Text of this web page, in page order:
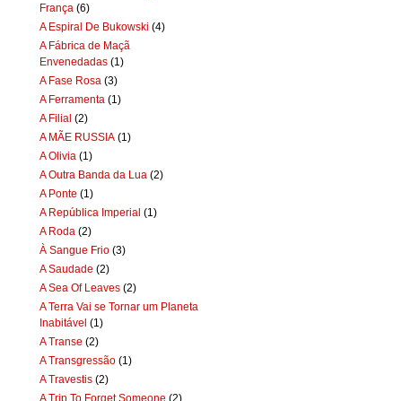
França (6)
A Espiral De Bukowski (4)
A Fábrica de Maçã
Envenedadas (1)
A Fase Rosa (3)
A Ferramenta (1)
A Filial (2)
A MÃE RUSSIA (1)
A Olivia (1)
A Outra Banda da Lua (2)
A Ponte (1)
A República Imperial (1)
A Roda (2)
À Sangue Frio (3)
A Saudade (2)
A Sea Of Leaves (2)
A Terra Vai se Tornar um Planeta
Inabitável (1)
A Transe (2)
A Transgressão (1)
A Travestis (2)
A Trip To Forget Someone (2)